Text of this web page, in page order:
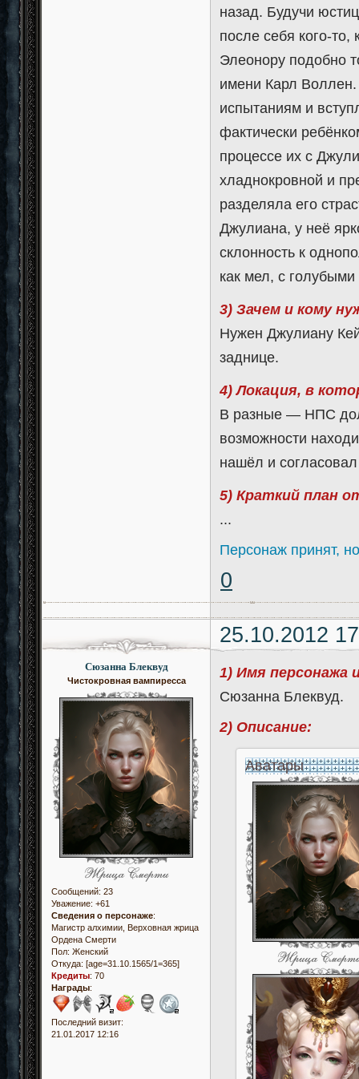
назад. Будучи
после себя кого-
Элеонору подобно
имени Карл
испытаниям и
фактически
процессе их с
хладнокровной и
разделяла его
Джулиана, у неё
склонность к
как мел, с
3) Зачем и кому
Нужен Джулиану
заднице.
4) Локация, в
В разные — НПС
возможности
нашёл и
5) Краткий план
...
Персонаж принят,
0
25.10.2012
Сюзанна Блеквуд
Чистокровная вампиресса
Сообщений: 23
Уважение: +61
Сведения о персонаже:
Магистр алхимии, Верховная жрица
Ордена Смерти
Пол: Женский
Откуда: [age=31.10.1565/1=365]
Кредиты: 70
Награды:
Последний визит:
21.01.2017 12:16
1) Имя персонажа
Сюзанна Блеквуд.
2) Описание:
Аватары